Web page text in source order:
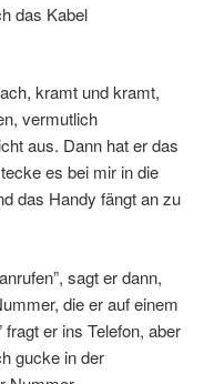
das Kabel
kramt und kramt,
vermutlich
aus. Dann hat er das
es bei mir in die
das Handy fängt an zu
sagt er dann,
die er auf einem
fragt er ins Telefon, aber
gucke in der